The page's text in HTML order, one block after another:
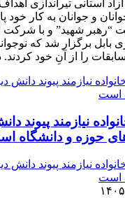
استانی تیراندازی
و جوانان به کار خود
بابل برگزار شد که
را از آنِ خود کردند.
نیازمند پیوند
حوزه و دانشگاه